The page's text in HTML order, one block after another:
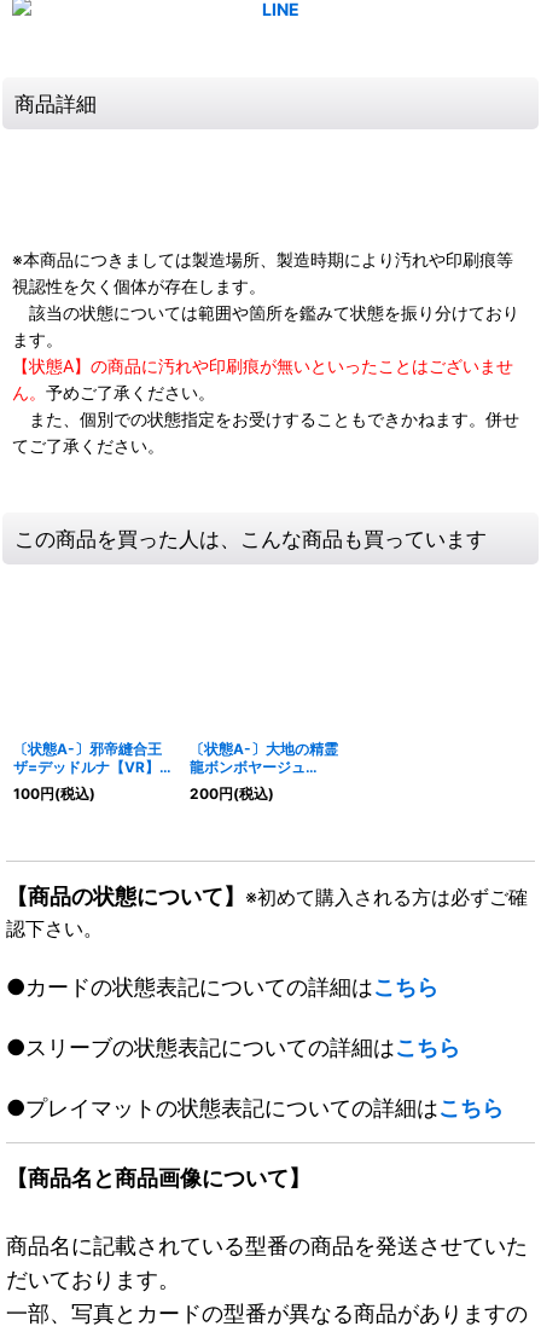
商品詳細
※本商品につきましては製造場所、製造時期により汚れや印刷痕等
視認性を欠く個体が存在します。
該当の状態については範囲や箇所を鑑みて状態を振り分けており
ます。
【状態A】の商品に汚れや印刷痕が無いといったことはございませ
ん。 予めご了承ください。
また、個別での状態指定をお受けすることもできかねます。併せ
てご了承ください。
この商品を買った人は、こんな商品も買っています
〔状態A-〕邪帝縫合王
ザ=デッドルナ【VR】
{EX1814/75}《多》
100円(税込)
〔状態A-〕大地の精霊
龍ボンボヤージュ
【VR】{24EX433/100}
《多》
200円(税込)
【商品の状態について】 ※初めて購入される方は必ずご確
認下さい。
●カードの状態表記についての詳細はこちら
●スリーブの状態表記についての詳細はこちら
●プレイマットの状態表記についての詳細はこちら
【商品名と商品画像について】
商品名に記載されている型番の商品を発送させていた
だいております。
一部、写真とカードの型番が異なる商品がありますの